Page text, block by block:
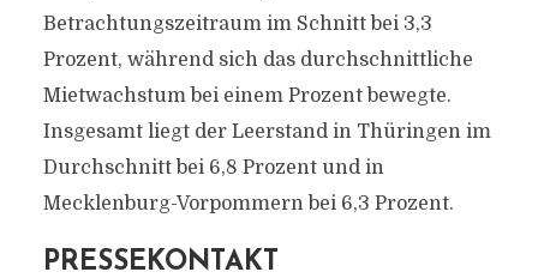
Betrachtungszeitraum im Schnitt bei 3,3
Prozent, während sich das durchschnittliche
Mietwachstum bei einem Prozent bewegte.
Insgesamt liegt der Leerstand in Thüringen im
Durchschnitt bei 6,8 Prozent und in
Mecklenburg-Vorpommern bei 6,3 Prozent.
PRESSEKONTAKT